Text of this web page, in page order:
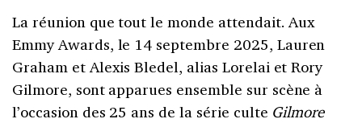
La réunion que tout le monde attendait. Aux
Emmy Awards, le 14 septembre 2025, Lauren
Graham et Alexis Bledel, alias Lorelai et Rory
Gilmore, sont apparues ensemble sur scène à
l’occasion des 25 ans de la série culte Gilmore